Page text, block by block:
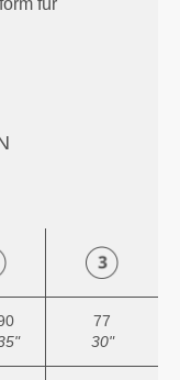
für
77
30"